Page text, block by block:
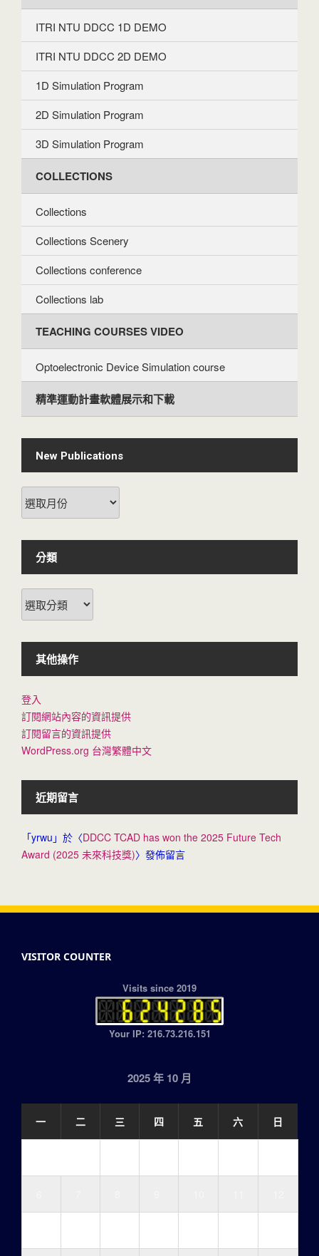
ITRI NTU DDCC 1D DEMO
ITRI NTU DDCC 2D DEMO
1D Simulation Program
2D Simulation Program
3D Simulation Program
COLLECTIONS
Collections
Collections Scenery
Collections conference
Collections lab
TEACHING COURSES VIDEO
Optoelectronic Device Simulation course
精準運動計畫軟體展示和下載
New Publications
Publications
分類
類
其他操作
登入
訂閱網站內容的資訊提供
訂閱留言的資訊提供
WordPress.org 台灣繁體中文
近期留言
「yrwu 」於〈DDCC TCAD has won the 2025 Future Tech
Award (2025 未來科技獎)〉發佈留言
VISITOR COUNTER
Visits since 2019
Your IP: 216.73.216.151
2025 年 10 月
一 二 三 四 五 六 日